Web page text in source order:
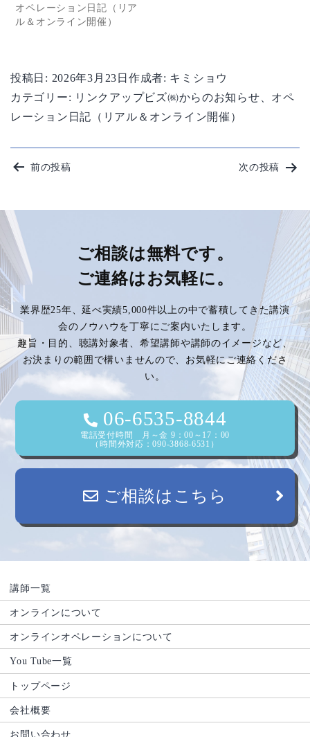
オペレーション日記（リア
ル＆オンライン開催）
投稿日: 2026年3月23日 作成者: キミショウ
カテゴリー: リンクアップビズ㈱からのお知らせ
オペ
レーション日記（リアル＆オンライン開催）
投
ナ
ビ
ゲ
ー
シ
ョ
ン
前の投稿 次の投稿
ご相談は無料です。
ご連絡はお気軽に。
業界歴25年、延べ実績5,000件以上の中で蓄積してきた講演
会のノウハウを丁寧にご案内いたします。
趣旨・目的、聴講対象者、希望講師や講師のイメージなど、
お決まりの範囲で構いませんので、お気軽にご連絡くださ
い。
06-6535-8844
電話受付時間 月～金 9：00～17：00
（時間外対応：090-3868-6531）
ご相談はこちら
講師一覧
オンラインについて
オンラインオペレーションについて
You Tube一覧
トップページ
会社概要
お問い合わせ